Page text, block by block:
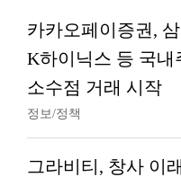
카카오페이증권, 삼
K하이닉스 등 국내
소수점 거래 시작
정보/정책
그라비티, 창사 이